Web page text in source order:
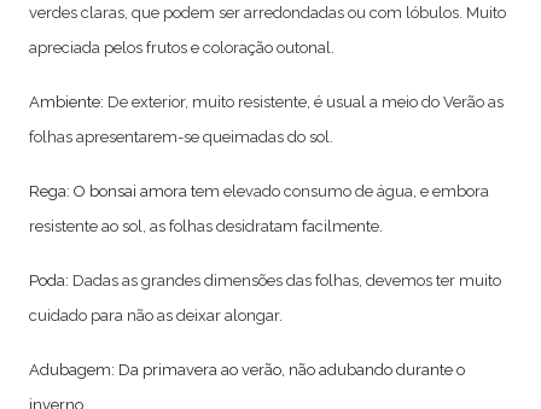
verdes claras, que podem ser arredondadas ou com lóbulos. Muito
apreciada pelos frutos e coloração outonal.
Ambiente: De exterior, muito resistente, é usual a meio do Verão as
folhas apresentarem-se queimadas do sol.
Rega: O bonsai amora tem elevado consumo de água, e embora
resistente ao sol, as folhas desidratam facilmente
Poda: Dadas as grandes dimensões das folhas, devemos ter muito
cuidado para não as deixar alongar.
Adubagem: Da primavera ao verão, não adubando durante o
inverno.